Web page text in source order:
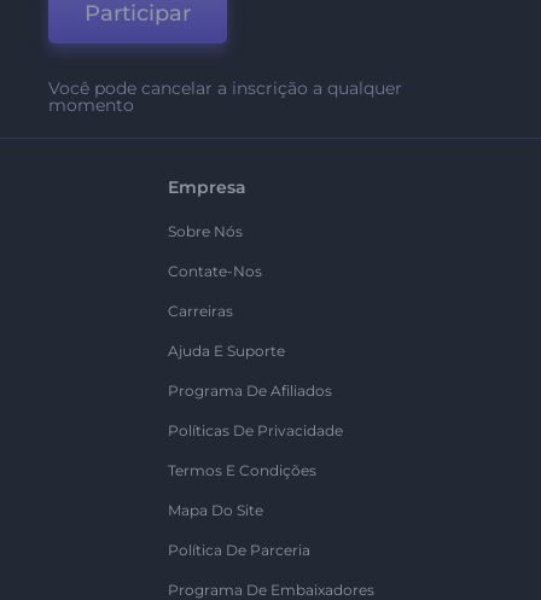
Participar
Você pode cancelar a inscrição a qualquer
momento
Empresa
Sobre Nós
Contate-Nos
Carreiras
Ajuda E Suporte
Programa De Afiliados
Políticas De Privacidade
Termos E Condições
Mapa Do Site
Política De Parceria
Programa De Embaixadores